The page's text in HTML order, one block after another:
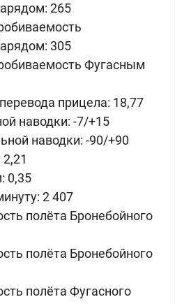
265
305
Фугасным
прицела: 18,77
наводки: -7/+15
наводки: -90/+90
0,35
2 407
полёта Бронебойного
полёта Бронебойного
полёта Фугасного